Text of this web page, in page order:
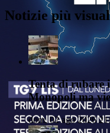
Notizie più
Tenta di rubare
Monopoli ma
dom, 02 ago 2026